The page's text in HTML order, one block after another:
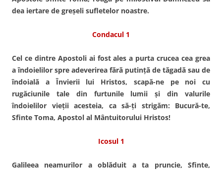
dea iertare de greşeli sufletelor noastre.
Condacul 1
Cel ce dintre Apostoli ai fost ales a purta crucea cea grea
a îndoielilor spre adeverirea fără putinţă de tăgadă sau de
îndoială a Învierii lui Hristos, scapă-ne pe noi cu
rugăciunile tale din furtunile lumii şi din valurile
îndoielilor vieţii acesteia, ca să-ţi strigăm: Bucură-te,
Sfinte Toma, Apostol al Mântuitorului Hristos!
Icosul 1
Galileea neamurilor a oblăduit a ta pruncie, Sfinte,